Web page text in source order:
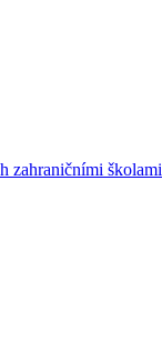
zahraničními školami